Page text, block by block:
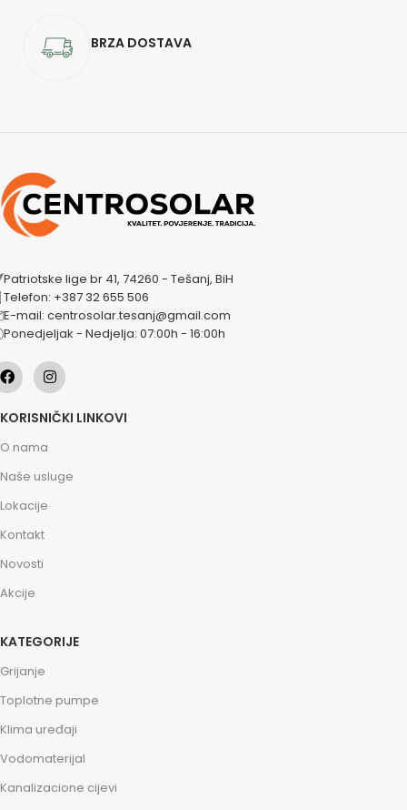
BRZA DOSTAVA
Patriotske lige br 41, 74260 - Tešanj, BiH
Telefon: +387 32 655 506
E-mail: centrosolar.tesanj@gmail.com
Ponedjeljak - Nedjelja: 07:00h - 16:00h
KORISNIČKI LINKOVI
O nama
Naše usluge
Lokacije
Kontakt
Novosti
Akcije
KATEGORIJE
Grijanje
Toplotne pumpe
Klima uređaji
Vodomaterijal
Kanalizacione cijevi